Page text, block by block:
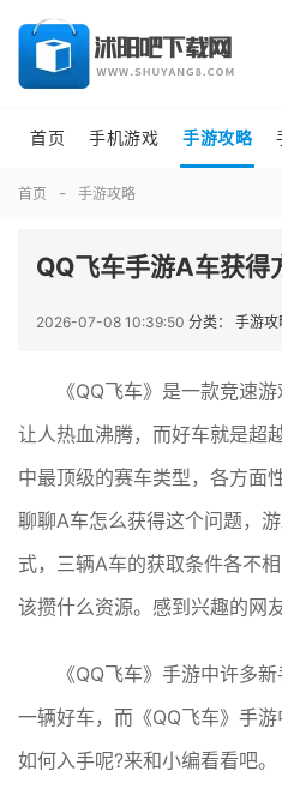
首页 手机游戏 手游攻略
首页 手游攻略
QQ飞车手游A车获得
2026-07-08 10:39:50 分类： 手游攻
《QQ飞车》是一款竞速
让人热血沸腾，而好车就是超
中最顶级的赛车类型，各方面
聊聊A车怎么获得这个问题，
式，三辆A车的获取条件各不
该攒什么资源。感到兴趣的网
《QQ飞车》手游中许多
一辆好车，而《QQ飞车》手
如何入手呢?来和小编看看吧。